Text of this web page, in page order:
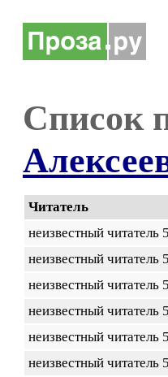
Список
Читатель
неизвестный читатель
неизвестный читатель
неизвестный читатель
неизвестный читатель
неизвестный читатель
неизвестный читатель